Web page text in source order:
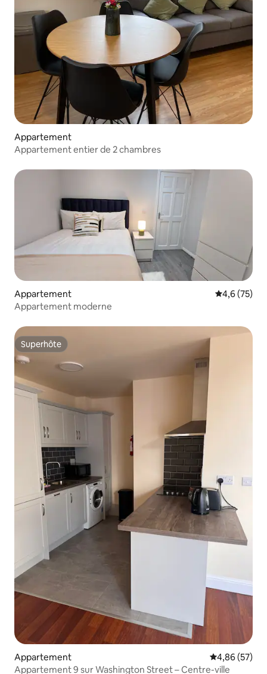
Appartement
Appartement entier de 2 chambres
Appartement Évaluation
4,6 (75)
Appartement moderne
Superhôte
Superhôte
Appartement Évaluation
4,86 (57)
Appartement 9 sur Washington Street – Centre-ville